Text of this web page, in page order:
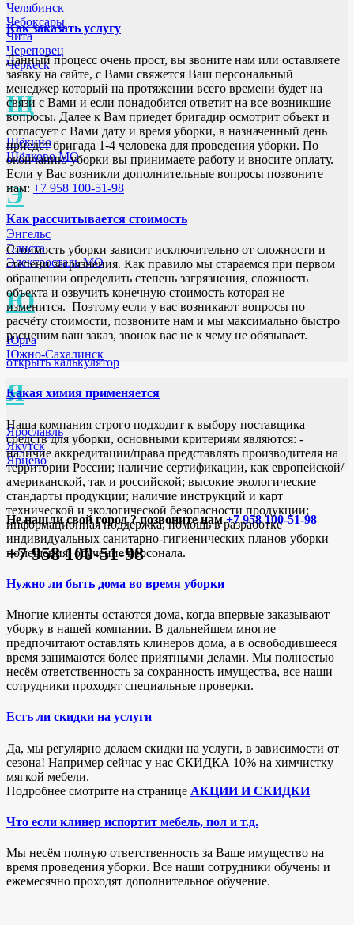
Челябинск
Чебоксары
Чита
Череповец
Черкеск
Щ
Щёкино
Щёлково МО
Э
Энгельс
Элиста
Электросталь МО
Ю
Юрга
Южно-Сахалинск
Я
Ярославль
Якутск
Ярцево
Не нашли свой город ? позвоните нам+7 958 100-51-98
+7 958 100-51-98
Как заказать услугу
Данный процесс очень прост, вы звоните нам или оставляете
заявку на сайте, с Вами свяжется Ваш персональный
менеджер который на протяжении всего времени будет на
связи с Вами и если понадобится ответит на все возникшие
вопросы. Далее к Вам приедет бригадир осмотрит объект и
согласует с Вами дату и время уборки, в назначенный день
приедет бригада 1-4 человека для проведения уборки. По
окончанию уборки вы принимаете работу и вносите оплату.
Если у Вас возникли дополнительные вопросы позвоните
нам: +7 958 100-51-98
Как рассчитывается стоимость
Стоимость уборки зависит исключительно от сложности и
степени загрязнения. Как правило мы стараемся при первом
обращении определить степень загрязнения, сложность
объекта и озвучить конечную стоимость которая не
изменится. Поэтому если у вас возникают вопросы по
расчёту стоимости, позвоните нам и мы максимально быстро
расценим ваш заказ, звонок вас не к чему не обязывает.
открыть калькулятор
Какая химия применяется
Наша компания строго подходит к выбору поставщика
средств для уборки, основными критериям являются: -
наличие аккредитации/права представлять производителя на
территории России; наличие сертификации, как европейской/
американской, так и российской; высокие экологические
стандарты продукции; наличие инструкций и карт
технической и экологической безопасности продукции;
информационная поддержка, помощь в разработке
индивидуальных санитарно-гигиенических планов уборки
помещения, обучение персонала.
Нужно ли быть дома во время уборки
Многие клиенты остаются дома, когда впервые заказывают
уборку в нашей компании. В дальнейшем многие
предпочитают оставлять клинеров дома, а в освободившееся
время занимаются более приятными делами. Мы полностью
несём ответственность за сохранность имущества, все наши
сотрудники проходят специальные проверки.
Есть ли скидки на услуги
Да, мы регулярно делаем скидки на услуги, в зависимости от
сезона! Например сейчас у нас СКИДКА 10% на химчистку
мягкой мебели.
Подробнее смотрите на странице АКЦИИ И СКИДКИ
Что если клинер испортит мебель, пол и т.д.
Мы несём полную ответственность за Ваше имущество на
время проведения уборки. Все наши сотрудники обучены и
ежемесячно проходят дополнительное обучение.